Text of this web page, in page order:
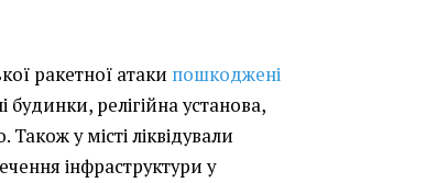
ракетної атаки пошкоджені
будинки, релігійна установа,
у місті ліквідували
інфраструктури у